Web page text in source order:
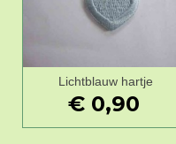
Lichtblauw hartje
€ 0,90